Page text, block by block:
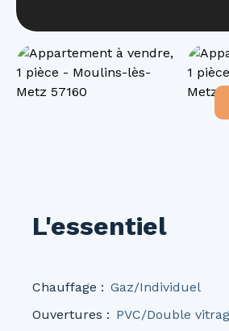
L'essentiel
Chauffage : Gaz/Individuel
Ouvertures : PVC/Double